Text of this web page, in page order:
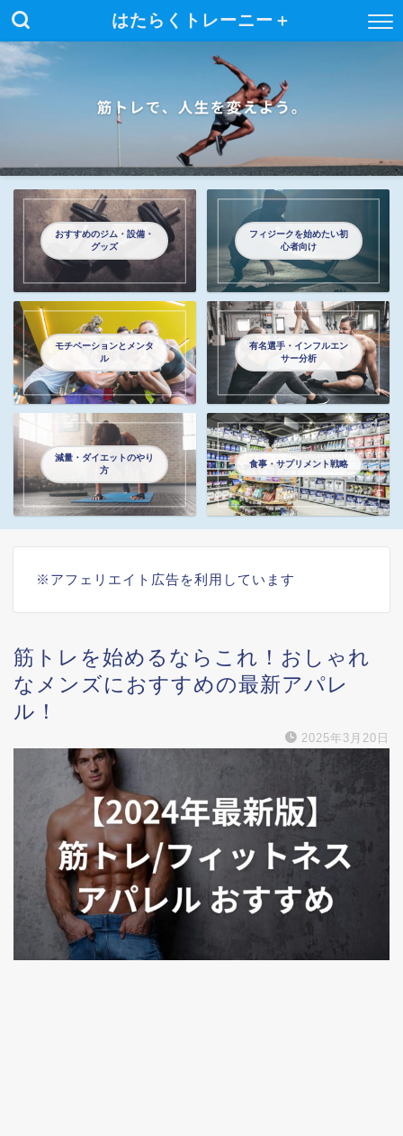
はたらくトレーニー＋
おすすめのジム・設備・
グッズ
フィジークを始めたい初
心者向け
モチベーションとメンタ
ル
有名選手・インフルエン
サー分析
減量・ダイエットのやり
方
食事・サプリメント戦略
※アフェリエイト広告を利用しています
筋トレを始めるならこれ！おしゃれ
なメンズにおすすめの最新アパレ
ル！
2025年3月20日